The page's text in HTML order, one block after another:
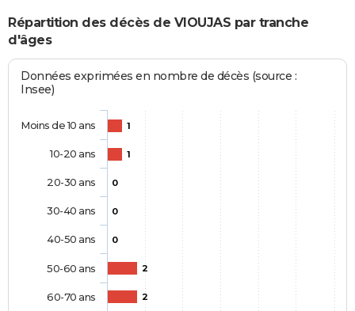
Répartition des décès de VIOUJAS par tranche
d'âges
Données exprimées en nombre de décès (source :
Insee)
1
1
0
0
0
2
2
Moins de 10 ans
10-20 ans
20-30 ans
30-40 ans
40-50 ans
50-60 ans
60-70 ans